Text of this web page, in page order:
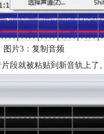
图片3：复制音频
段就被粘贴到新音轨上了。